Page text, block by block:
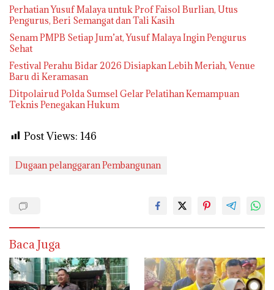
Perhatian Yusuf Malaya untuk Prof Faisol Burlian, Utus
Pengurus, Beri Semangat dan Tali Kasih
Senam PMPB Setiap Jum’at, Yusuf Malaya Ingin Pengurus
Sehat
Festival Perahu Bidar 2026 Disiapkan Lebih Meriah, Venue
Baru di Keramasan
Ditpolairud Polda Sumsel Gelar Pelatihan Kemampuan
Teknis Penegakan Hukum
Post Views: 146
Dugaan pelanggaran Pembangunan
Baca Juga